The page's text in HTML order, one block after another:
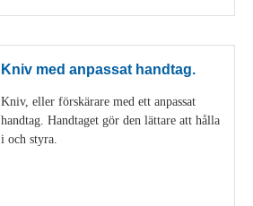
Kniv med anpassat handtag.
Kniv, eller förskärare med ett anpassat
handtag. Handtaget gör den lättare att hålla
i och styra.